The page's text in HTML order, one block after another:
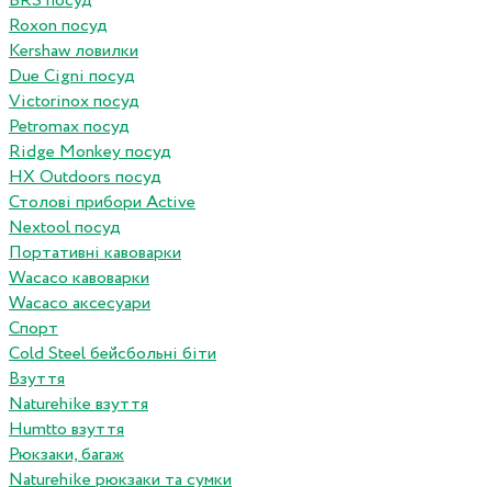
Roxon посуд
Kershaw ловилки
Due Cigni посуд
Victorinox посуд
Petromax посуд
Ridge Monkey посуд
HX Outdoors посуд
Столові прибори Active
Nextool посуд
Портативні кавоварки
Wacaco кавоварки
Wacaco аксесуари
Спорт
Cold Steel бейсбольні біти
Взуття
Naturehike взуття
Humtto взуття
Рюкзаки, багаж
Naturehike рюкзаки та сумки